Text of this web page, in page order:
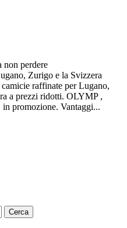
non perdere
Zurigo e la Svizzera
raffinate per Lugano,
a prezzi ridotti. OLYMP ,
promozione. Vantaggi...
Cerca